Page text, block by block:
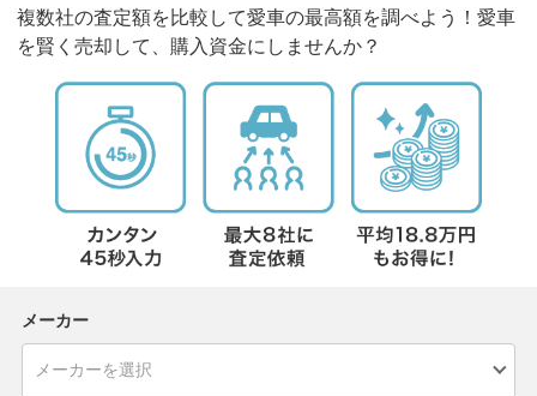
複数社の査定額を比較して愛車の最高額を調べよう！愛車
を賢く売却して、購入資金にしませんか？
メーカー